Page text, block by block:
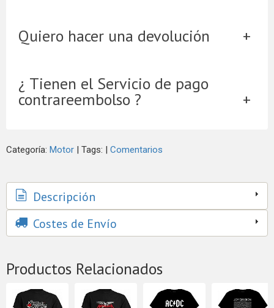
Quiero hacer una devolución
¿ Tienen el Servicio de pago
contrareembolso ?
Categoría: Motor Tags: Comentarios
Descripción
Costes de Envío
Productos Relacionados